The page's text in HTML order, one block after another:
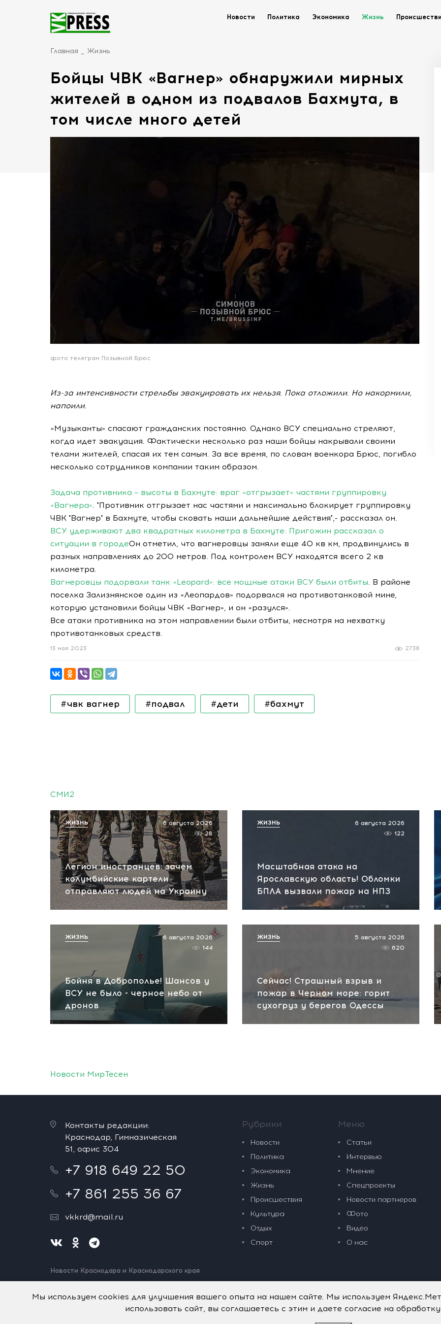
Новости Политика Экономика Жизнь
Главная Жизнь
Бойцы ЧВК «Вагнер» обнаружили мирных
жителей в одном из подвалов Бахмута, в
том числе много детей
фото телеграм Позывной Брюс
Из-за интенсивности стрельбы эвакуировать их нельзя. Пока отложили. Но накормили,
напоили.
«Музыканты» спасают гражданских постоянно. Однако ВСУ специально стреляют,
когда идет эвакуация. Фактически несколько раз наши бойцы накрывали своими
телами жителей, спасая их тем самым. За все время, по словам военкора Брюс, погибло
несколько сотрудников компании таким образом.
Задача противника – высоты в Бахмуте: враг «отгрызает» частями группировку
«Вагнера». "Противник отгрызает нас частями и максимально блокирует группировку
ЧВК "Вагнер" в Бахмуте, чтобы сковать наши дальнейшие действия",- рассказал он.
ВСУ удерживают два квадратных километра в Бахмуте: Пригожин рассказал о
ситуации в городеОн отметил, что вагнеровцы заняли еще 40 кв км, продвинулись в
разных направлениях до 200 метров. Под контролем ВСУ находятся всего 2 кв
километра.
Вагнеровцы подорвали танк «Leopard»: все мощные атаки ВСУ были отбиты. В районе
поселка Зализнянское один из «Леопардов» подорвался на противотанковой мине,
которую установили бойцы ЧВК «Вагнер», и он «разулся».
Все атаки противника на этом направлении были отбиты, несмотря на нехватку
противотанковых средств.
2738
13 мая 2023
#чвк вагнер #подвал #дети #бахмут
СМИ2
Легион иностранцев: зачем
колумбийские картели
отправляют людей на Украину
6 августа 2026
28
ЖИЗНЬ
Масштабная атака на
Ярославскую область! Обломки
БПЛА вызвали пожар на НПЗ
6 августа 2026
122
ЖИЗНЬ
Бойня в Доброполье! Шансов у
ВСУ не было - черное небо от
дронов
6 августа 2026
144
ЖИЗНЬ
Сейчас! Страшный взрыв и
пожар в Черном море: горит
сухогруз у берегов Одессы
5 августа 2026
620
ЖИЗНЬ
Новости МирТесен
Контакты редакции:
Краснодар, Гимназическая
51, офис 304
+7 918 649 22 50
+7 861 255 36 67
vkkrd@mail.ru
Новости Краснодара и Краснодарского края
Нашли ошибку? Выделите и нажмите Ctrl+Enter.
Рубрики
Новости
Политика
Экономика
Жизнь
Происшествия
Культура
Отдых
Спорт
Меню
Статьи
Интервью
Мнение
Спецпроекты
Новости партнеров
Фото
Видео
О нас
Мы используем cookies для улучшения вашего опыта на нашем сайте. Мы используем
использовать сайт, вы соглашаетесь с этим и даете согласие на